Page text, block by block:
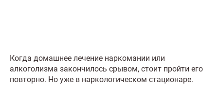
Когда домашнее лечение наркомании или
алкоголизма закончилось срывом, стоит пройти его
повторно. Но уже в наркологическом стационаре.